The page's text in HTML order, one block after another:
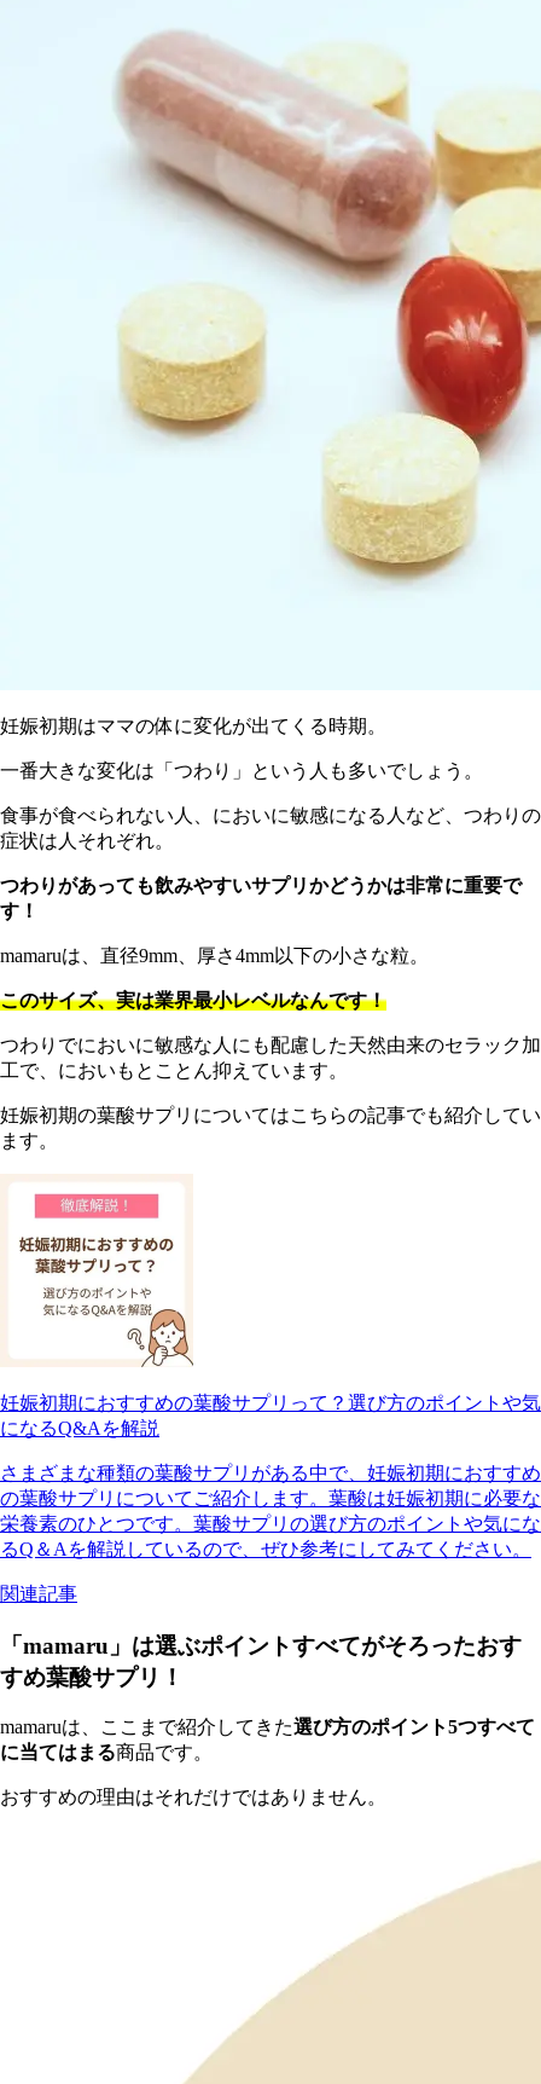
妊娠初期はママの体に変化が出てくる時期。
一番大きな変化は「つわり」という人も多いでしょう。
食事が食べられない人、においに敏感になる人など、つわりの
症状は人それぞれ。
つわりがあっても飲みやすいサプリかどうかは非常に重要で
す！
mamaruは、直径9mm、厚さ4mm以下の小さな粒。
このサイズ、実は業界最小レベルなんです！
つわりでにおいに敏感な人にも配慮した天然由来のセラック加
工で、においもとことん抑えています。
妊娠初期の葉酸サプリについてはこちらの記事でも紹介してい
ます。
妊娠初期におすすめの葉酸サプリって？選び方のポイントや気
になるQ&Aを解説
さまざまな種類の葉酸サプリがある中で、妊娠初期におすすめ
の葉酸サプリについてご紹介します。葉酸は妊娠初期に必要な
栄養素のひとつです。葉酸サプリの選び方のポイントや気にな
るQ＆Aを解説しているので、ぜひ参考にしてみてください。
関連記事
「mamaru」は選ぶポイントすべてがそろったおす
すめ葉酸サプリ！
mamaruは、ここまで紹介してきた選び方のポイント5つすべて
に当てはまる商品です。
おすすめの理由はそれだけではありません。